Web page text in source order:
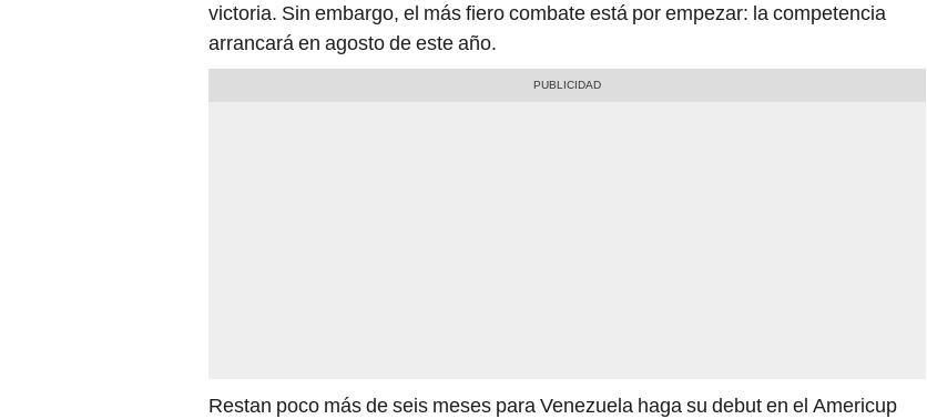
victoria. Sin embargo, el más fiero combate está por empezar: la competencia
arrancará en agosto de este año.
Restan poco más de seis meses para Venezuela haga su debut en el Americup